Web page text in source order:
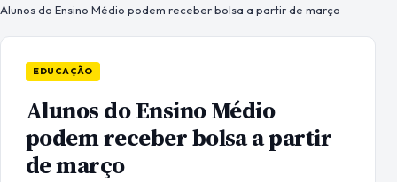
Alunos do Ensino Médio podem receber bolsa a partir de março
EDUCAÇÃO
Alunos do Ensino Médio
podem receber bolsa a partir
de março